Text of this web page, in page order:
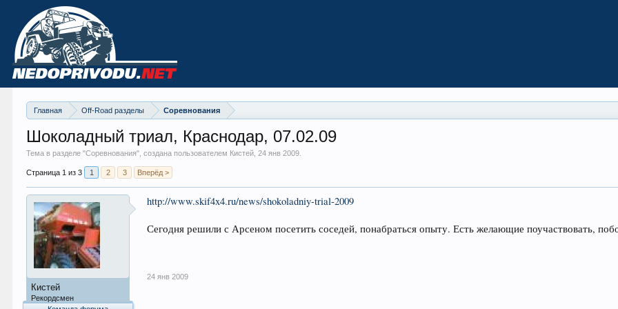
Главная Off-Road разделы Соревнования
Шоколадный триал, Краснодар, 07.02.09
Тема в разделе "Соревнования", создана пользователем Кистей,24 янв 2009
Страница 1 из 3 1 2 3 Вперёд >
Кистей
Рекордсмен
http://www.skif4x4.ru/news/shokoladniy-trial-2009
Сегодня решили с Арсеном посетить соседей, понабраться опыту. Есть желающие поучаствовать,
24 янв 2009